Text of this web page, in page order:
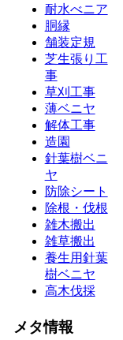
耐水べニア
胴縁
舗装定規
芝生張り工
事
草刈工事
薄ベニヤ
解体工事
造園
針葉樹ベニ
ヤ
防除シート
除根・伐根
雑木搬出
雑草搬出
養生用針葉
樹ベニヤ
高木伐採
メタ情報